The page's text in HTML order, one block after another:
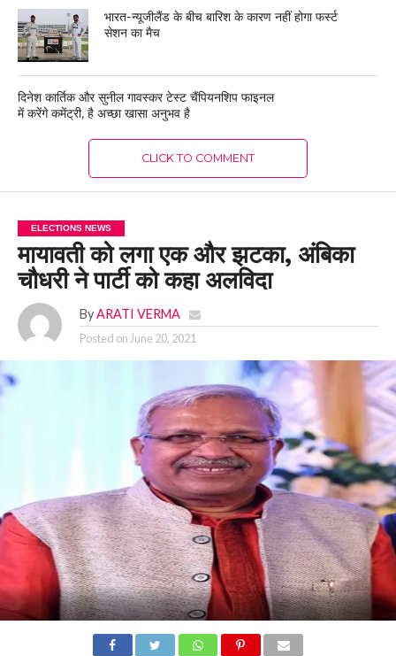
भारत-न्यूजीलैंड के बीच बारिश के कारण नहीं होगा फर्स्ट
सेशन का मैच
दिनेश कार्तिक और सुनील गावस्कर टेस्‍ट चैंपियनशिप फाइनल
में करेंगे कमेंट्री, है अच्छा खासा अनुभव है
CLICK TO COMMENT
ELECTIONS NEWS
मायावती को लगा एक और झटका, अंबिका
चौधरी ने पार्टी को कहा अलविदा
By ARATI VERMA
Posted on June 20, 2021